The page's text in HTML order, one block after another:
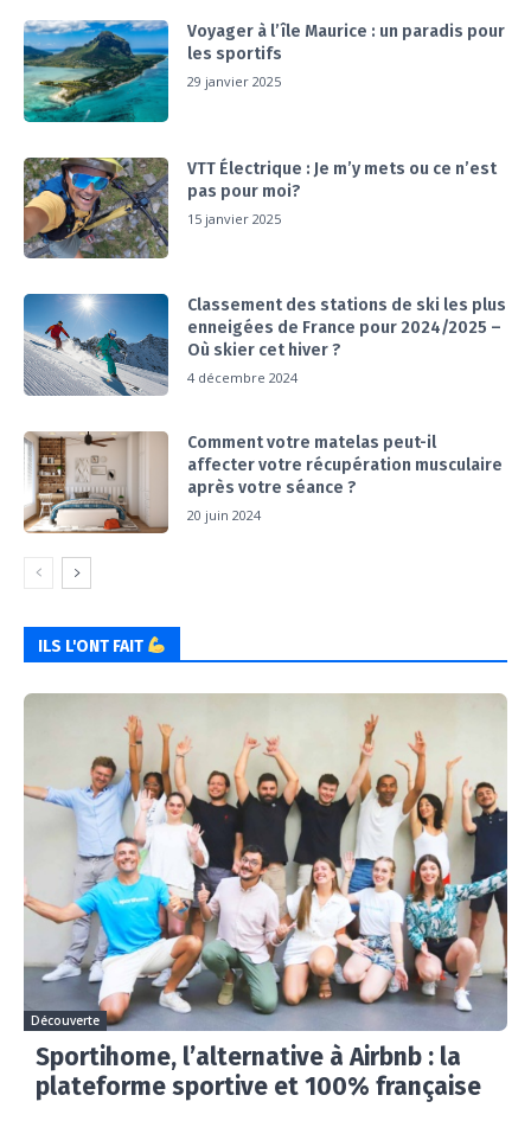
Voyager à l’île Maurice : un paradis pour
les sportifs
29 janvier 2025
VTT Électrique : Je m’y mets ou ce n’est
pas pour moi?
15 janvier 2025
Classement des stations de ski les plus
enneigées de France pour 2024/2025 –
Où skier cet hiver ?
4 décembre 2024
Comment votre matelas peut-il
affecter votre récupération musculaire
après votre séance ?
20 juin 2024
ILS L'ONT FAIT
Découverte
Sportihome, l’alternative à Airbnb : la
plateforme sportive et 100% française